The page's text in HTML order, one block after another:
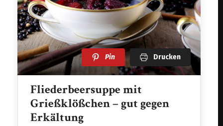
Pin Drucken
Fliederbeersuppe mit
Grießklößchen – gut gegen
Erkältung